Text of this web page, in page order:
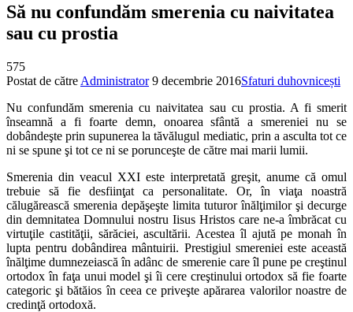
Să nu confundăm smerenia cu naivitatea
sau cu prostia
575
Postat de către Administrator 9 decembrie 2016Sfaturi duhovnicești
Nu confundăm smerenia cu naivitatea sau cu prostia. A fi smerit
înseamnă a fi foarte demn, onoarea sfântă a smereniei nu se
dobândeşte prin supunerea la tăvălugul mediatic, prin a asculta tot ce
ni se spune şi tot ce ni se porunceşte de către mai marii lumii.
Smerenia din veacul XXI este interpretată greşit, anume că omul
trebuie să fie desfiinţat ca personalitate. Or, în viaţa noastră
călugărească smerenia depăşeşte limita tuturor înălţimilor şi decurge
din demnitatea Domnului nostru Iisus Hristos care ne-a îmbrăcat cu
virtuţile castităţii, sărăciei, ascultării. Acestea îl ajută pe monah în
lupta pentru dobândirea mântuirii. Prestigiul smereniei este această
înălţime dumnezeiască în adânc de smerenie care îl pune pe creştinul
ortodox în faţa unui model şi îi cere creştinului ortodox să fie foarte
categoric şi bătăios în ceea ce priveşte apărarea valorilor noastre de
credinţă ortodoxă.